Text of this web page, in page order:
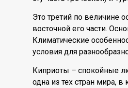
Это третий по величине
восточной его части.
Климатические
условия для
Киприоты – спокойные
одна из тех стран мира,